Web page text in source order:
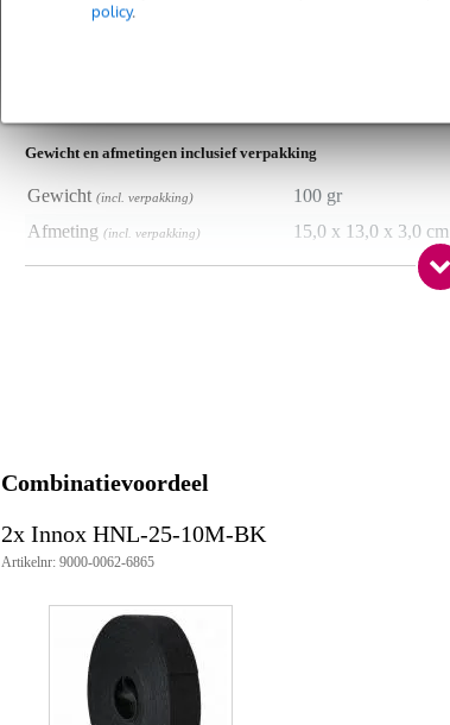
policy.
Gewicht en afmetingen inclusief verpakking
Gewicht (incl. verpakking)
100 gr
Afmeting (incl. verpakking) 15,0 x 13,0 x 3,0 cm
Combinatievoordeel
2x Innox HNL-25-10M-BK
Artikelnr: 9000-0062-6865